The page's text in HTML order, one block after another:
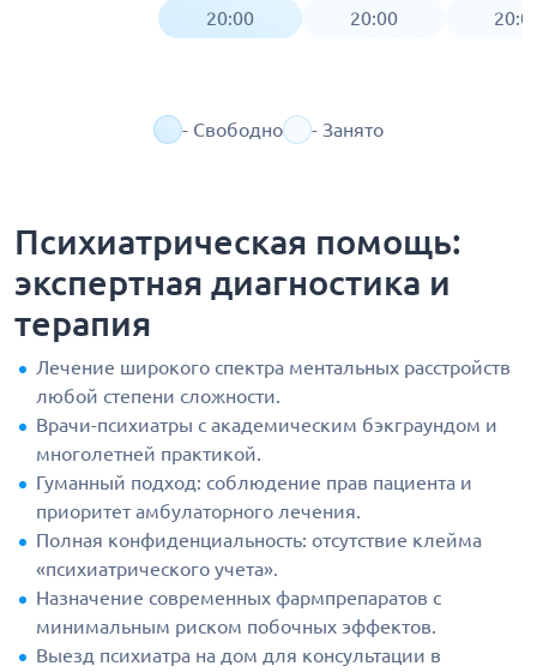
20:00
20:00
- Свободно - Занято
Психиатрическая помощь:
экспертная диагностика и
терапия
Лечение широкого спектра ментальных расстройств
любой степени сложности.
Врачи-психиатры с академическим бэкграундом и
многолетней практикой.
Гуманный подход: соблюдение прав пациента и
приоритет амбулаторного лечения.
Полная конфиденциальность: отсутствие клейма
«психиатрического учета».
Назначение современных фармпрепаратов с
минимальным риском побочных эффектов.
Выезд психиатра на дом для консультации в